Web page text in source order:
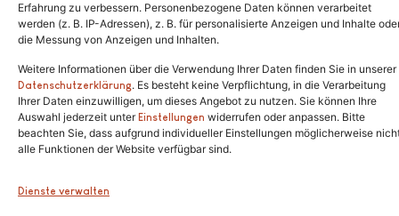
Erfahrung zu verbessern. Personenbezogene Daten können verarbeitet
werden (z. B. IP-Adressen), z. B. für personalisierte Anzeigen und Inhalte
die Messung von Anzeigen und Inhalten.
Weitere Informationen über die Verwendung Ihrer Daten finden Sie in unserer
Datenschutzerklärung. Es besteht keine Verpflichtung, in die Verarbeitung
Ihrer Daten einzuwilligen, um dieses Angebot zu nutzen. Sie können Ihre
Auswahl jederzeit unterEinstellungen widerrufen oder anpassen. Bitte
beachten Sie, dass aufgrund individueller Einstellungen möglicherweise
alle Funktionen der Website verfügbar sind.
Dienste verwalten
Copyright © 2024. Alle Rechte vorbehalten.
53426 Schalkenbach